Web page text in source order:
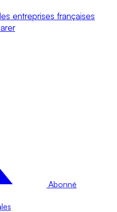
entreprises françaises
Abonné